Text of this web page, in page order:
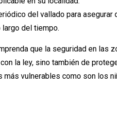
del vallado para
del tiempo.
que la seguridad en las
la ley, sino también de
vulnerables como son los